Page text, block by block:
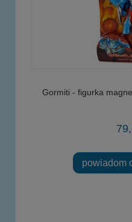
Gormiti - figurka
powiadom